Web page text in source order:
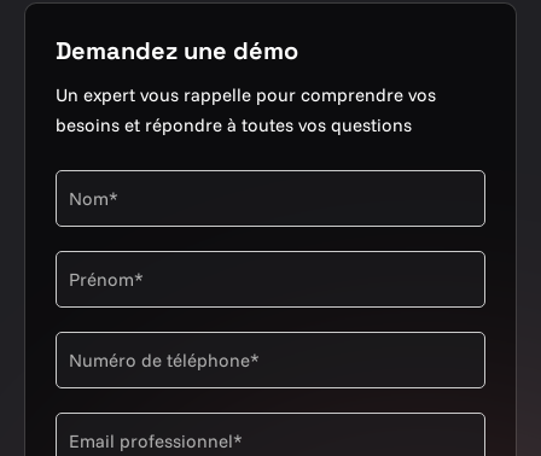
Demandez une démo
Un expert vous rappelle pour comprendre vos
besoins et répondre à toutes vos questions